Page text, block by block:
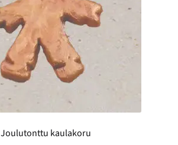
Joulutonttu kaulakoru